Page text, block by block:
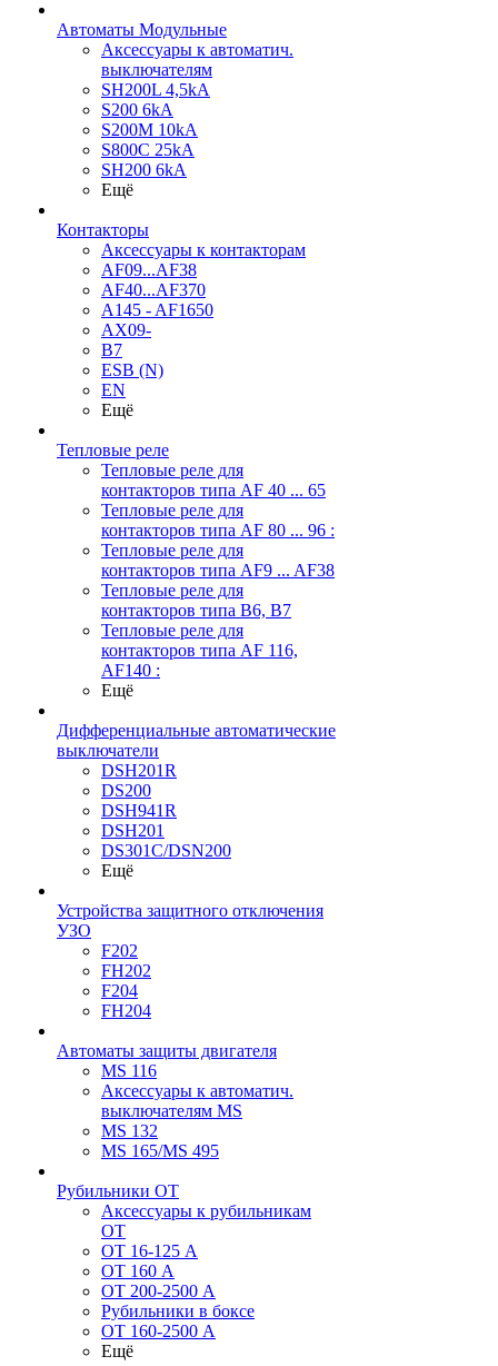
Автоматы Модульные
Аксессуары к автоматич.
выключателям
SH200L 4,5kA
S200 6kA
S200M 10kA
S800C 25kA
SH200 6kA
Ещё
Контакторы
Аксессуары к контакторам
AF09...AF38
AF40...AF370
A145 - AF1650
AX09-
B7
ESB (N)
EN
Ещё
Тепловые реле
Тепловые реле для
контакторов типа AF 40 ... 65
Тепловые реле для
контакторов типа AF 80 ... 96 :
Тепловые реле для
контакторов типа AF9 ... AF38
Тепловые реле для
контакторов типа В6, В7
Тепловые реле для
контакторов типа AF 116,
AF140 :
Ещё
Дифференциальные автоматические
выключатели
DSH201R
DS200
DSH941R
DSH201
DS301C/DSN200
Ещё
Устройства защитного отключения
УЗО
F202
FH202
F204
FH204
Автоматы защиты двигателя
MS 116
Аксессуары к автоматич.
выключателям MS
MS 132
MS 165/MS 495
Рубильники ОТ
Аксессуары к рубильникам
OT
OT 16-125 А
OT 160 А
OT 200-2500 А
Рубильники в боксе
OT 160-2500 А
Ещё